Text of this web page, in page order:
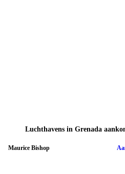
Luchthavens in Grenada
Maurice Bishop